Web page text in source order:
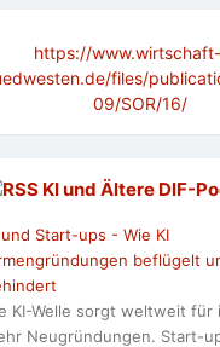
https://
files/
09/SOR/16/
KI und Ältere DlF-
und Start-ups - Wie KI
beflügelt
KI-Welle sorgt weltweit für
Neugründungen. Start-